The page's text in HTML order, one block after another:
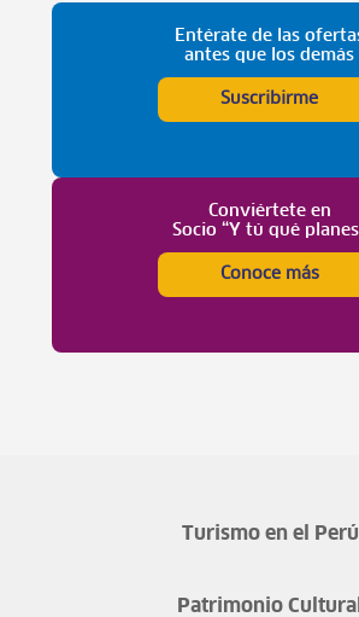
Entérate de las
antes que los demás
Suscribirme
Conviértete en
Socio “Y tú qué
Conoce más
Turismo en el Perú
Patrimonio Cultural